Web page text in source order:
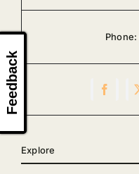
Phone:
Explore
Feedback